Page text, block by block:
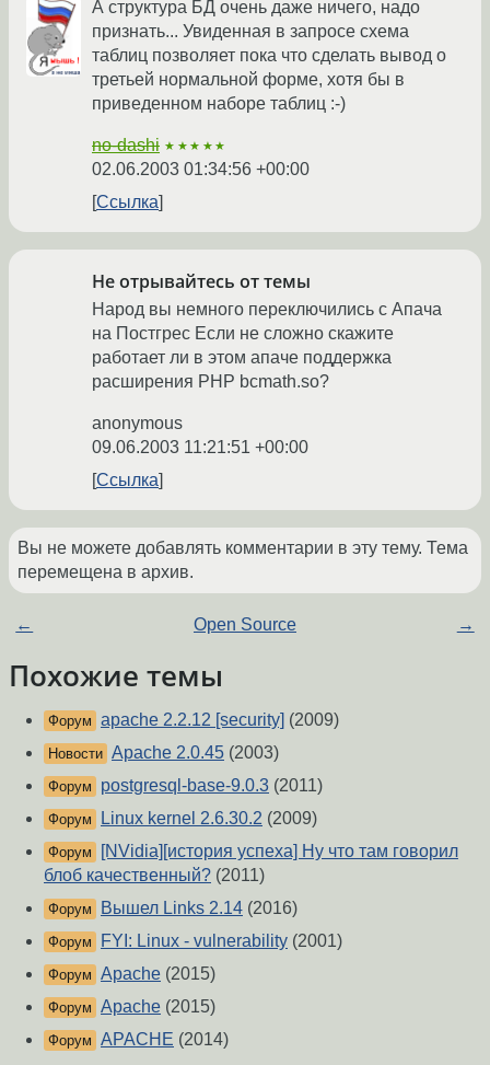
А структура БД очень даже ничего, надо
признать... Увиденная в запросе схема
таблиц позволяет пока что сделать вывод о
третьей нормальной форме, хотя бы в
приведенном наборе таблиц :-)
no-dashi ★★★★★
02.06.2003 01:34:56 +00:00
Ссылка
Не отрывайтесь от темы
Народ вы немного переключились с Апача
на Постгрес Если не сложно скажите
работает ли в этом апаче поддержка
расширения PHP bcmath.so?
anonymous
09.06.2003 11:21:51 +00:00
Ссылка
Вы не можете добавлять комментарии в эту тему. Тема
перемещена в архив.
← Open Source →
Похожие темы
Форум apache 2.2.12 [security] (2009)
Новости Apache 2.0.45 (2003)
Форум postgresql-base-9.0.3 (2011)
Форум Linux kernel 2.6.30.2 (2009)
Форум
[NVidia][история успеха] Ну что там говорил
блоб качественный? (2011)
Форум Вышел Links 2.14 (2016)
Форум FYI: Linux - vulnerability (2001)
Форум Apache (2015)
Форум Apache (2015)
Форум APACHE (2014)